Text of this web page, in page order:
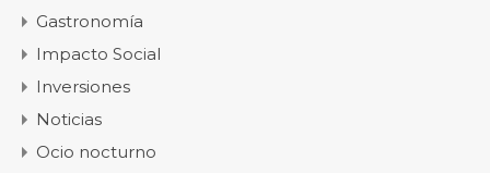
Gastronomía
Impacto Social
Inversiones
Noticias
Ocio nocturno